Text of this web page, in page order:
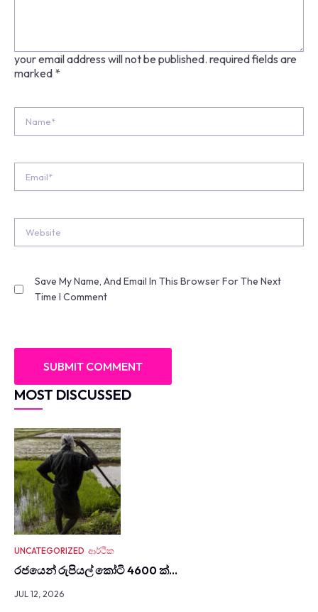
your email address will not be published. required fields are
marked *
Save My Name, And Email In This Browser For The Next
Time I Comment
MOST DISCUSSED
UNCATEGORIZED ආර්ථික
රජයෙන් රුපියල් කෝටි 4600 ක්…
JUL 12, 2026